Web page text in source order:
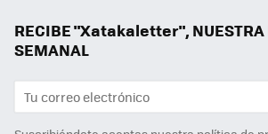
RECIBE "Xatakaletter", NUESTRA
SEMANAL